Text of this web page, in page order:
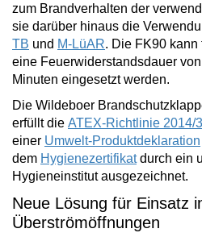
zum Brandverhalten der
sie darüber hinaus die
TB und M-LüAR. Die FK90 kann
eine Feuerwiderstandsdauer
Minuten eingesetzt werden.
Die Wildeboer
erfüllt die ATEX-Richtlinie 2014/
einer Umwelt-Produktdeklaration
dem Hygienezertifikat durch ein
Hygieneinstitut ausgezeichnet.
Neue Lösung für Einsatz
Überströmöffnungen